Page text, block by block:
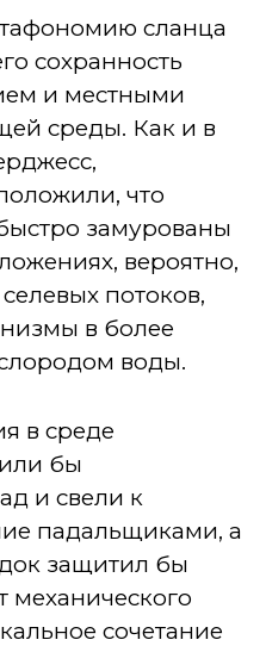
сланца
сохранность
и местными
среды. Как и в
что
замурованы
вероятно,
потоков,
в более
воды.
в среде
бы
и свели к
падальщиками, а
защитил бы
механического
сочетание